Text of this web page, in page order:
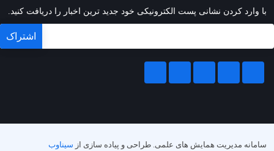
با وارد کردن نشانی پست الکترونیکی خود جدید ترین اخبار را دریافت کنید.
سامانه مدیریت همایش های علمی. طراحی و پیاده سازی از سیناوب